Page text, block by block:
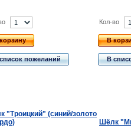
пожеланий
Кол-во
В
В
"Троицкий" (синий/золото
Шёлк